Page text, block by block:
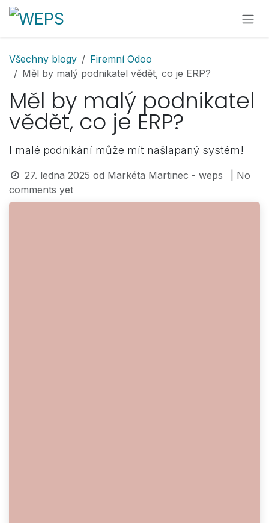
Přejít na obsah
Všechny blogy
Firemní Odoo
Měl by malý podnikatel vědět, co je ERP?
Měl by malý podnikatel
vědět, co je ERP?
I malé podnikání může mít našlapaný systém!
27. ledna 2025 od Markéta Martinec - weps
| No
comments yet